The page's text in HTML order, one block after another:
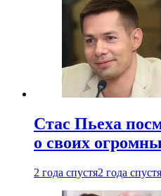
Стас Пьеха
о своих
2 года спустя2 года спустя